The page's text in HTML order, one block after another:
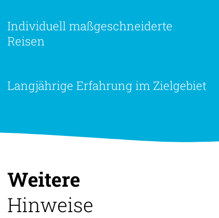
Individuell maßgeschneiderte
Reisen
Langjährige Erfahrung im Zielgebiet
Weitere
Hinweise